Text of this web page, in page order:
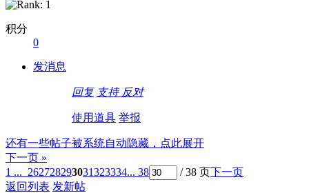
积分
0
发消息
回复 支持 反对
使用道具 举报
还有一些帖子被系统自动隐藏，点此展开
下一页 »
1 ... 262728293031323334... 38 / 38 页下一页
返回列表 发新帖